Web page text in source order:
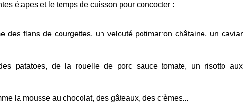
étapes et le temps de cuisson pour concocter :
des flans de courgettes, un velouté potimarron châtaine, un caviar
patatoes, de la rouelle de porc sauce tomate, un risotto aux
la mousse au chocolat, des gâteaux, des crèmes...